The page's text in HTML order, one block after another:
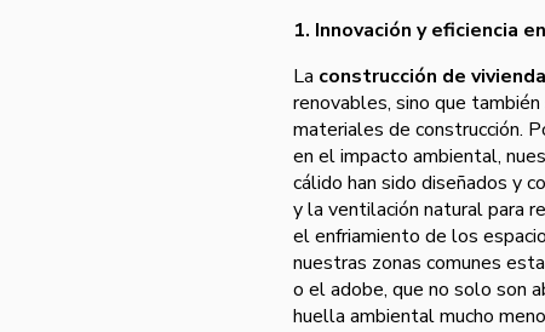
1. Innovación y eficiencia
La construcción de
renovables, sino que
materiales de construcción.
en el impacto ambiental,
cálido han sido diseñados y
y la ventilación natural para
el enfriamiento de los
nuestras zonas comunes
o el adobe, que no solo son
huella ambiental mucho